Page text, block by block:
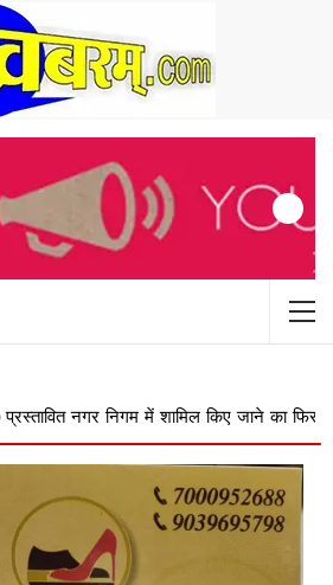
में शामिल किए जाने का फिर विरोध, डोक्या